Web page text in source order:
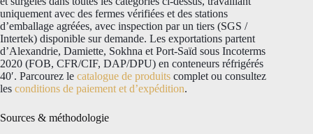
uniquement avec des fermes vérifiées et des stations
d’emballage agréées, avec inspection par un tiers (SGS /
Intertek) disponible sur demande. Les exportations partent
d’Alexandrie, Damiette, Sokhna et Port-Saïd sous Incoterms
2020 (FOB, CFR/CIF, DAP/DPU) en conteneurs réfrigérés
40′. Parcourez le catalogue de produits complet ou consultez
les conditions de paiement et d’expédition.
Sources & méthodologie